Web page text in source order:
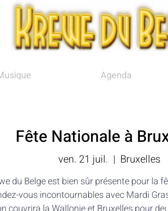
Agenda
Fête Nationale à
ven. 21 juil.
  |
Bruxelles
du Belge est bien sûr présente pour la
vous incontournables avec Mardi